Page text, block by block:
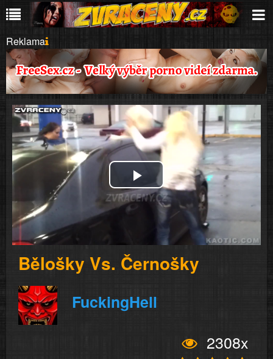
Reklama
Play
Video
Bělošky Vs. Černošky
FuckingHell
2308x